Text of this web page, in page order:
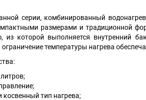
серии, комбинированный
размерами и традиционной
из которой выполняется внутренний
температуры нагрева
косвенный тип нагрева;